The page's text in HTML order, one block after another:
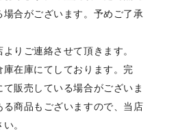
合がございます。予めご了承
りご連絡させて頂きます。
在庫にてしております。完
販売している場合がございま
商品もございますので、当店
。